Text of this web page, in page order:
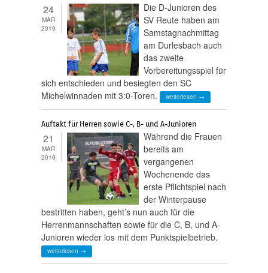
24
MAR
2019
Die D-Junioren des
SV Reute haben am
Samstagnachmittag
am Durlesbach auch
das zweite
Vorbereitungsspiel für
sich entschieden und besiegten den SC
Michelwinnaden mit 3:0-Toren.
weiterlesen →
Auftakt für Herren sowie C-, B- und A-Junioren
21
MAR
2019
Während die Frauen
bereits am
vergangenen
Wochenende das
erste Pflichtspiel nach
der Winterpause
bestritten haben, geht’s nun auch für die
Herrenmannschaften sowie für die C, B, und A-
Junioren wieder los mit dem Punktspielbetrieb.
weiterlesen →